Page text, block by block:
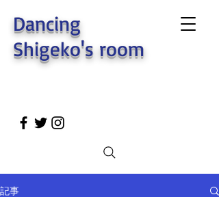
Dancing
Shigeko's room
記事